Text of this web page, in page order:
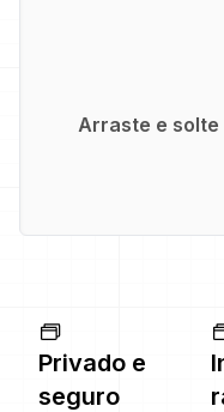
Arraste e solte
Privado e
seguro